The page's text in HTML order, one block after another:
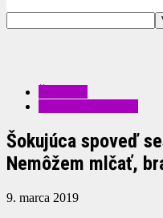
Šokujúca spoveď
Nemôžem mlčať,
9. marca 2019